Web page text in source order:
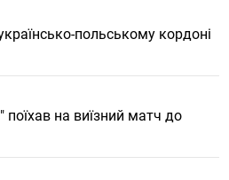
польському кордоні
на виїзний матч до